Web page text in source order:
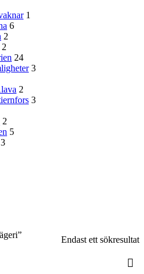
1
6
2
2
24
3
2
3
2
5
3
Endast ett sökresultat